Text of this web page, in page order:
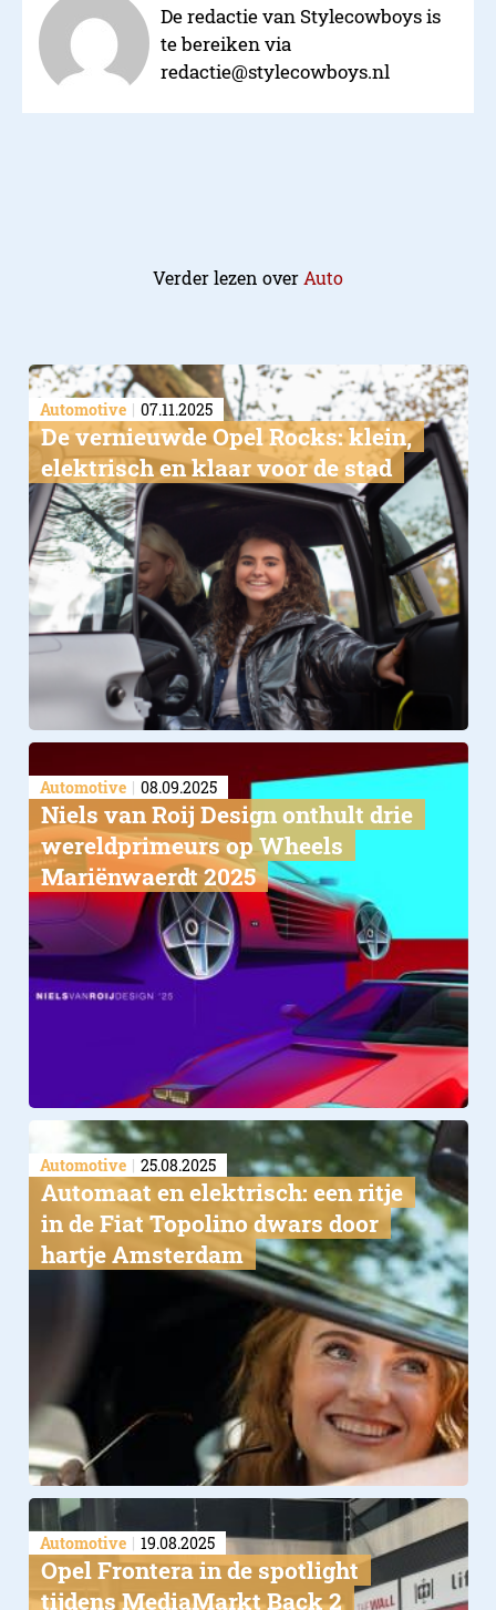
De redactie van Stylecowboys is
te bereiken via
redactie@stylecowboys.nl
Verder lezen over Auto
Automotive 07.11.2025
De vernieuwde Opel Rocks: klein,
elektrisch en klaar voor de stad
Automotive 08.09.2025
Niels van Roij Design onthult drie
wereldprimeurs op Wheels
Mariënwaerdt 2025
Automotive 25.08.2025
Automaat en elektrisch: een ritje
in de Fiat Topolino dwars door
hartje Amsterdam
Automotive 19.08.2025
Opel Frontera in de spotlight
tijdens MediaMarkt Back 2